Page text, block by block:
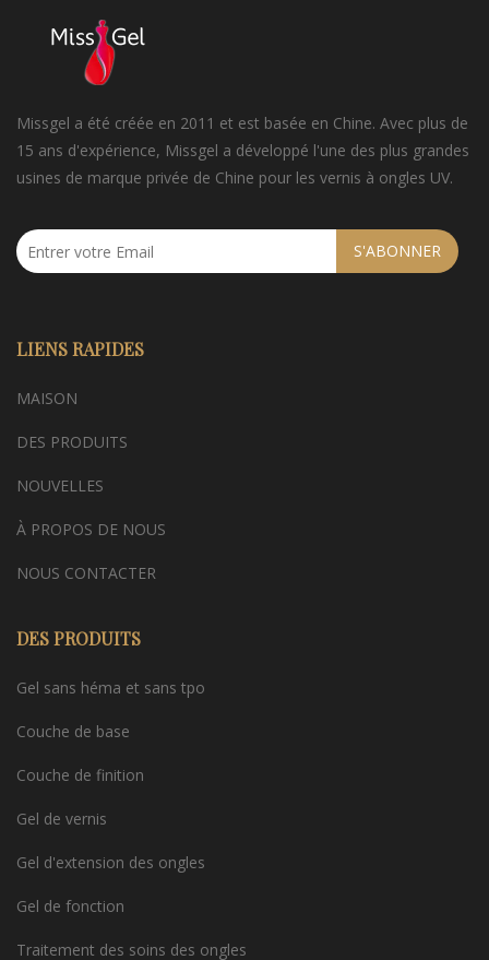
Missgel a été créée en 2011 et est basée en Chine. Avec plus de
15 ans d'expérience, Missgel a développé l'une des plus grandes
usines de marque privée de Chine pour les vernis à ongles UV.
S'ABONNER
LIENS RAPIDES
MAISON
DES PRODUITS
NOUVELLES
À PROPOS DE NOUS
NOUS CONTACTER
DES PRODUITS
Gel sans héma et sans tpo
Couche de base
Couche de finition
Gel de vernis
Gel d'extension des ongles
Gel de fonction
Traitement des soins des ongles